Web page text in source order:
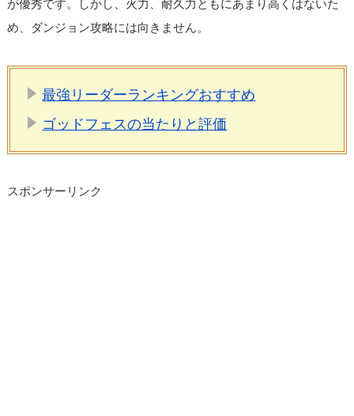
が優秀です。しかし、火力、耐久力ともにあまり高くはないた
め、ダンジョン攻略には向きません。
最強リーダーランキングおすすめ
ゴッドフェスの当たりと評価
スポンサーリンク